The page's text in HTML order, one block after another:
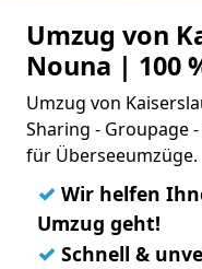
Umzug von
Nouna | 100
Umzug von
Sharing - Groupage
für Überseeumzüge.
✓ Wir helfen
Umzug geht!
✓ Schnell &